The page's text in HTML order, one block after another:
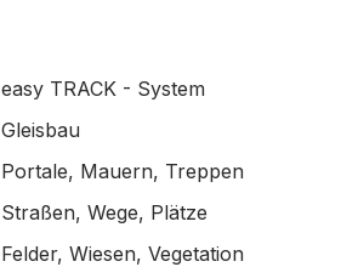
easy TRACK - System
Gleisbau
Portale, Mauern, Treppen
Straßen, Wege, Plätze
Felder, Wiesen, Vegetation